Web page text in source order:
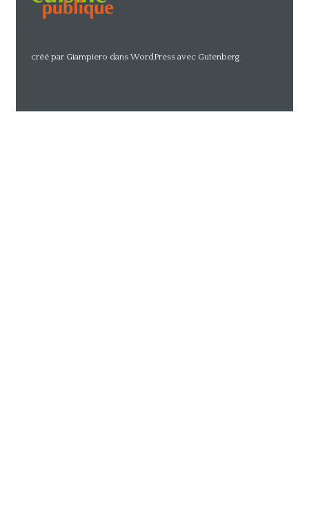
créé par Giampiero dans WordPress avec Gutenberg